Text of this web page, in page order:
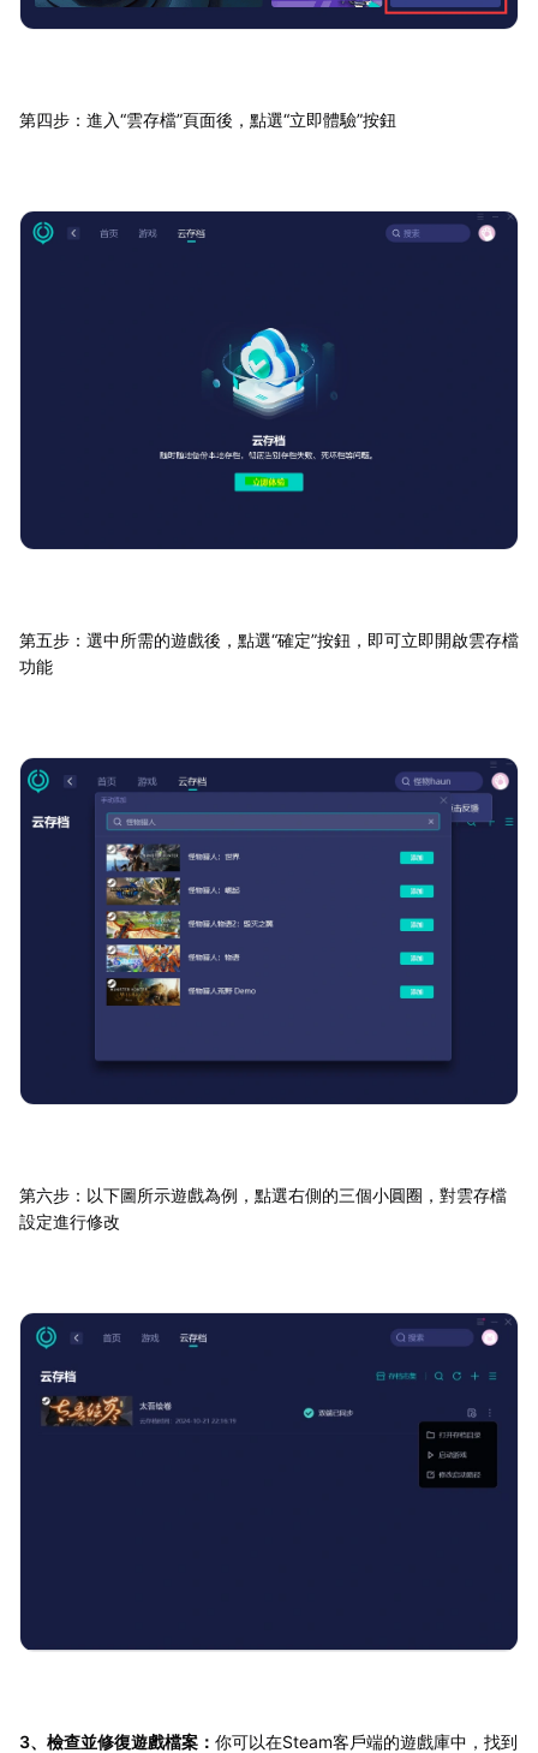
第四步：進入“雲存檔”頁面後，點選“立即體驗”按鈕
第五步：選中所需的遊戲後，點選“確定”按鈕，即可立即開啟雲存檔
功能
第六步：以下圖所示遊戲為例，點選右側的三個小圓圈，對雲存檔
設定進行修改
3、檢查並修復遊戲檔案： 你可以在Steam客戶端的遊戲庫中，找到